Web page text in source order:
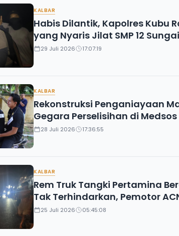
KALBAR
Habis Dilantik, Kapolres Kubu
yang Nyaris Jilat SMP 12
29 Juli 2026 17:07:19
KALBAR
Rekonstruksi Penganiayaan
Gegara Perselisihan di Medsos
28 Juli 2026 17:36:55
KALBAR
Rem Truk Tangki Pertamina
Tak Terhindarkan, Pemotor
25 Juli 2026 05:45:08